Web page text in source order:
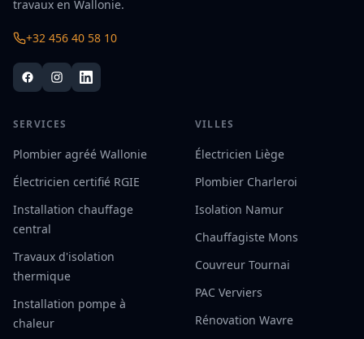
travaux en Wallonie.
+32 456 40 58 10
SERVICES
Plombier agréé Wallonie
Électricien certifié RGIE
Installation chauffage
central
Travaux d'isolation
thermique
Installation pompe à
chaleur
VILLES
Électricien Liège
Plombier Charleroi
Isolation Namur
Chauffagiste Mons
Couvreur Tournai
PAC Verviers
Rénovation Wavre